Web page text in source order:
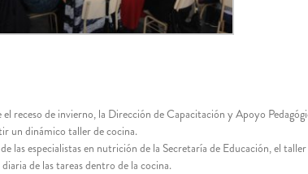
receso de invierno, la Dirección de Capacitación y Apoyo
un dinámico taller de cocina.
las especialistas en nutrición de la Secretaría de Educación, el
de las tareas dentro de la cocina.